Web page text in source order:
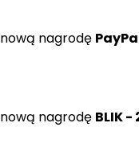
nową nagrodę
nową nagrodę BLIK -